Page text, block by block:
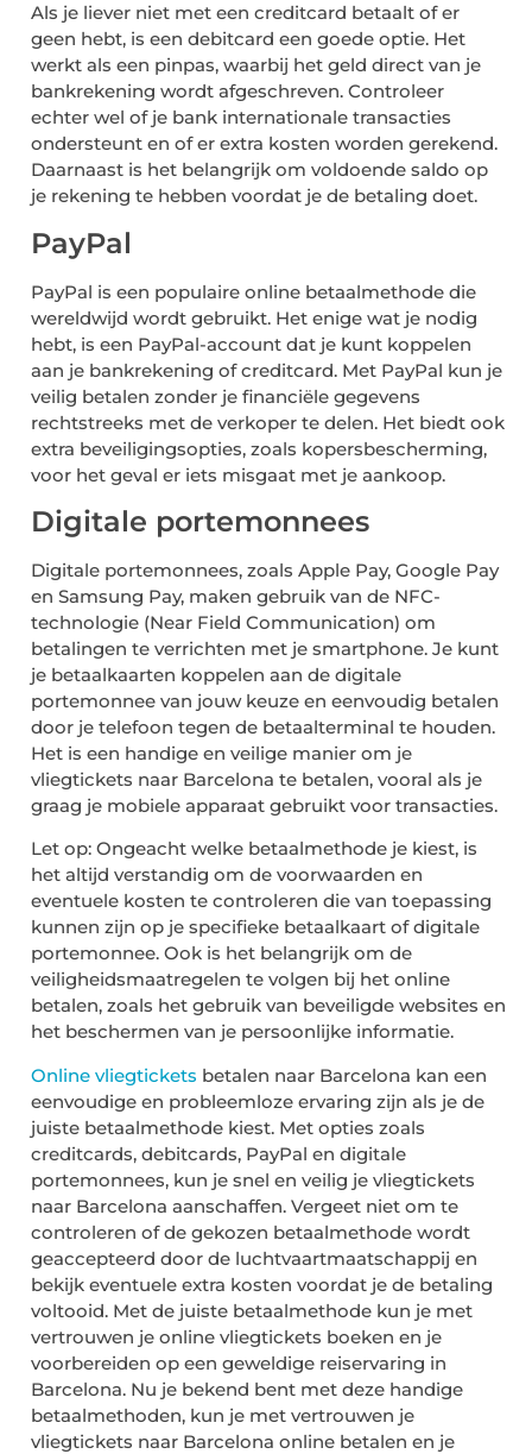
Als je liever niet met een creditcard betaalt of er
geen hebt, is een debitcard een goede optie. Het
werkt als een pinpas, waarbij het geld direct van je
bankrekening wordt afgeschreven. Controleer
echter wel of je bank internationale transacties
ondersteunt en of er extra kosten worden gerekend.
Daarnaast is het belangrijk om voldoende saldo op
je rekening te hebben voordat je de betaling doet.
PayPal
PayPal is een populaire online betaalmethode die
wereldwijd wordt gebruikt. Het enige wat je nodig
hebt, is een PayPal-account dat je kunt koppelen
aan je bankrekening of creditcard. Met PayPal kun je
veilig betalen zonder je financiële gegevens
rechtstreeks met de verkoper te delen. Het biedt ook
extra beveiligingsopties, zoals kopersbescherming,
voor het geval er iets misgaat met je aankoop.
Digitale portemonnees
Digitale portemonnees, zoals Apple Pay, Google Pay
en Samsung Pay, maken gebruik van de NFC-
technologie (Near Field Communication) om
betalingen te verrichten met je smartphone. Je kunt
je betaalkaarten koppelen aan de digitale
portemonnee van jouw keuze en eenvoudig betalen
door je telefoon tegen de betaalterminal te houden.
Het is een handige en veilige manier om je
vliegtickets naar Barcelona te betalen, vooral als je
graag je mobiele apparaat gebruikt voor transacties.
Let op: Ongeacht welke betaalmethode je kiest, is
het altijd verstandig om de voorwaarden en
eventuele kosten te controleren die van toepassing
kunnen zijn op je specifieke betaalkaart of digitale
portemonnee. Ook is het belangrijk om de
veiligheidsmaatregelen te volgen bij het online
betalen, zoals het gebruik van beveiligde websites en
het beschermen van je persoonlijke informatie.
Online vliegtickets betalen naar Barcelona kan een
eenvoudige en probleemloze ervaring zijn als je de
juiste betaalmethode kiest. Met opties zoals
creditcards, debitcards, PayPal en digitale
portemonnees, kun je snel en veilig je vliegtickets
naar Barcelona aanschaffen. Vergeet niet om te
controleren of de gekozen betaalmethode wordt
geaccepteerd door de luchtvaartmaatschappij en
bekijk eventuele extra kosten voordat je de betaling
voltooid. Met de juiste betaalmethode kun je met
vertrouwen je online vliegtickets boeken en je
voorbereiden op een geweldige reiservaring in
Barcelona. Nu je bekend bent met deze handige
betaalmethoden, kun je met vertrouwen je
vliegtickets naar Barcelona online betalen en je